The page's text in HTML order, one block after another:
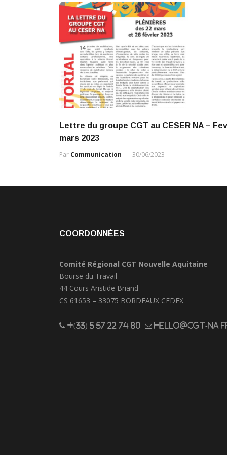
Lettre du groupe CGT au CESER NA –
mars 2023
Par Communication 30/06/2023
COORDONNÉES
Comité Régional CGT Nouvelle Aquitaine
Bourse du Travail
44 Cours Aristide Briand
CS 61653 – 33075 BORDEAUX CEDEX
+(33) 5 57 22 74 80 hello@cgt-